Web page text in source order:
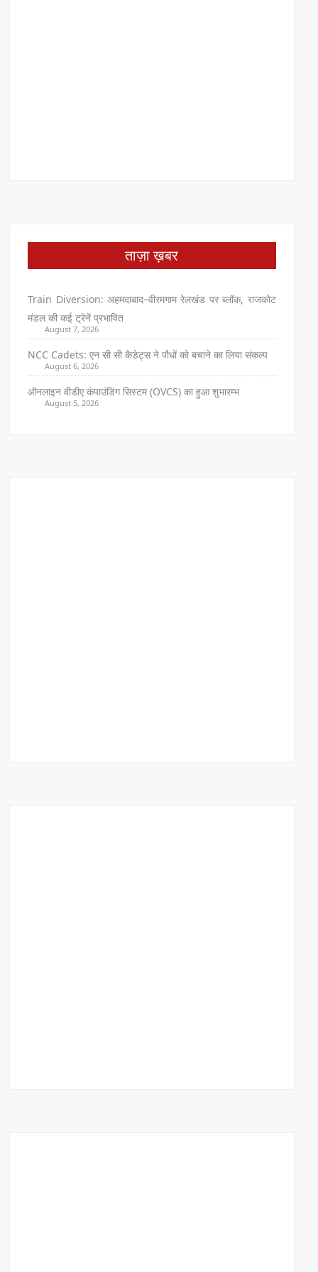
ताज़ा ख़बर
Train Diversion: अहमदाबाद–वीरमगाम रेलखंड पर ब्लॉक, राजकोट
मंडल की कई ट्रेनें प्रभावित
August 7, 2026
NCC Cadets: एन सी सी कैडेट्स ने पौधों को बचाने का लिया संकल्प
August 6, 2026
ऑनलाइन वीडीए कंपाउंडिंग सिस्टम (OVCS) का हुआ शुभारम्भ
August 5, 2026